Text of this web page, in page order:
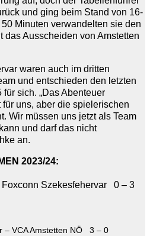
und ging beim Stand von 16-
Minuten verwandelten sie den
das Ausscheiden von Amstetten
waren auch im dritten
und entschieden den letzten
sich. „Das Abenteuer
uns, aber die spielerischen
Wir müssen uns jetzt als Team
und darf das nicht
an.
2023/24:
Foxconn Szekesfehervar 0 – 3
– VCA Amstetten NÖ 3 – 0